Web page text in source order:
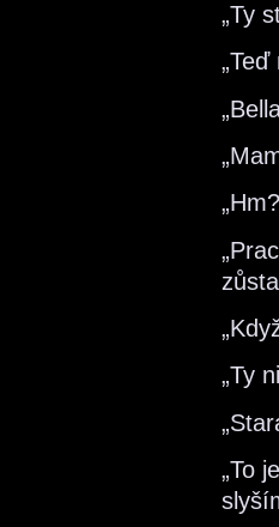
„Ty
„Ty
„To